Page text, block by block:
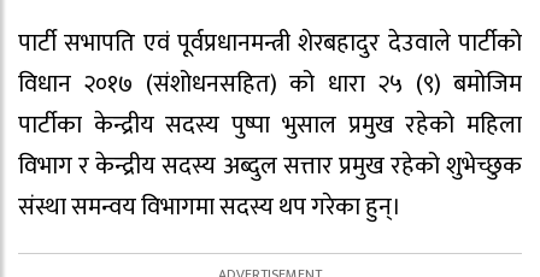
पार्टी सभापति एवं पूर्वप्रधानमन्त्री शेरबहादुर देउवाले पार्टीको
विधान २०१७ (संशोधनसहित) को धारा २५ (९) बमोजिम
पार्टीका केन्द्रीय सदस्य पुष्पा भुसाल प्रमुख रहेको महिला
विभाग र केन्द्रीय सदस्य अब्दुल सत्तार प्रमुख रहेको शुभेच्छुक
संस्था समन्वय विभागमा सदस्य थप गरेका हुन्।